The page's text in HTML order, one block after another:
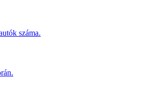
száma.